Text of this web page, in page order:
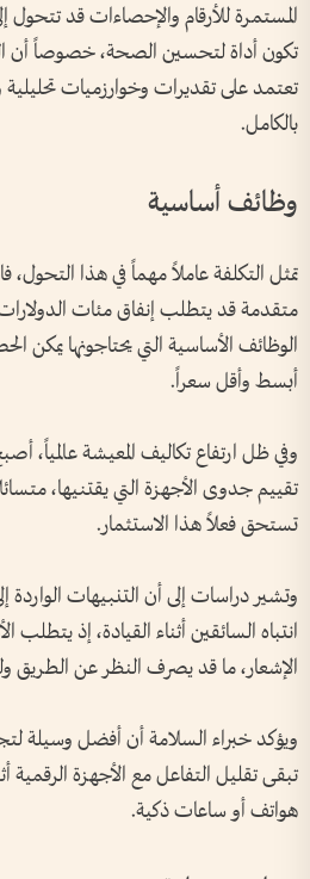
المستمرة للأرقام والإحصاءات قد
تكون أداة لتحسين الصحة، خصوصاً أن
تعتمد على تقديرات وخوارزميات
بالكامل.
وظائف أساسية
تمثل التكلفة عاملاً مهماً في هذا
متقدمة قد يتطلب إنفاق مئات
الوظائف الأساسية التي يحتاجونها يمكن
أبسط وأقل سعراً.
وفي ظل ارتفاع تكاليف المعيشة عالمياً،
تقييم جدوى الأجهزة التي يقتنيها،
تستحق فعلاً هذا الاستثمار.
وتشير دراسات إلى أن التنبيهات
انتباه السائقين أثناء القيادة، إذ يتطلب
الإشعار، ما قد يصرف النظر عن الطريق
ويؤكد خبراء السلامة أن أفضل وسيلة
تبقى تقليل التفاعل مع الأجهزة الرقمية
هواتف أو ساعات ذكية.